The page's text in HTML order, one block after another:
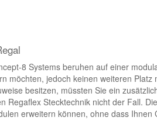
8 Systems beruhen auf einer
möchten, jedoch keinen weiteren
besitzen, müssten Sie ein
Regaflex Stecktechnik nicht der Fall.
erweitern können, ohne dass Ihnen